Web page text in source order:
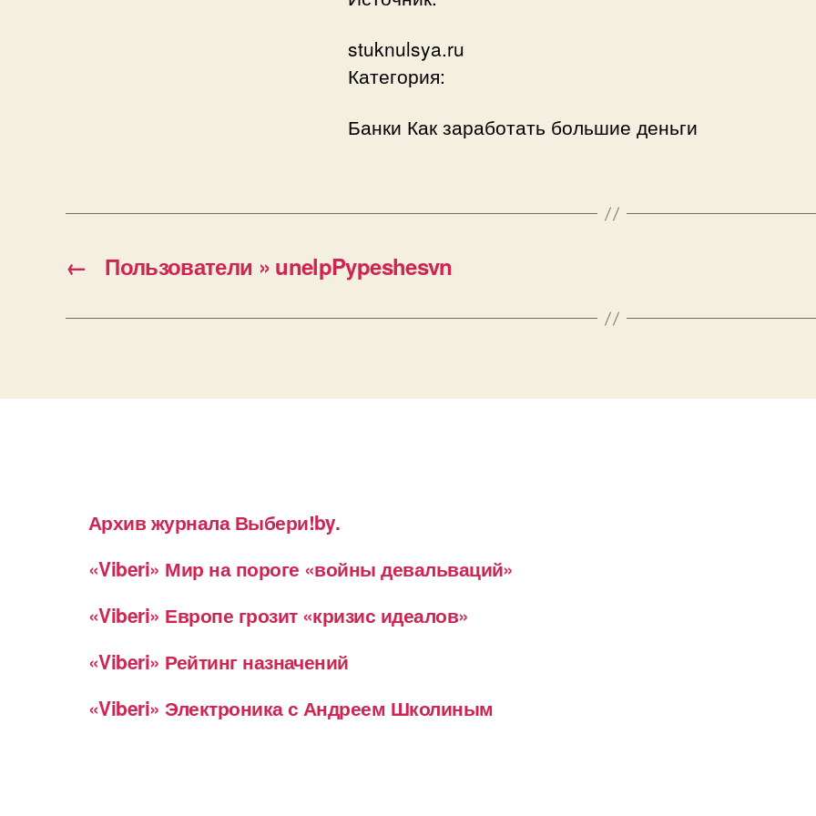
stuknulsya.ru
Категория:
Банки Как заработать большие деньги
← Пользователи » unelpPypeshesvn
Архив журнала Выбери!by.
«Viberi» Мир на пороге «войны девальваций»
«Viberi» Европе грозит «кризис идеалов»
«Viberi» Рейтинг назначений
«Viberi» Электроника с Андреем Школиным